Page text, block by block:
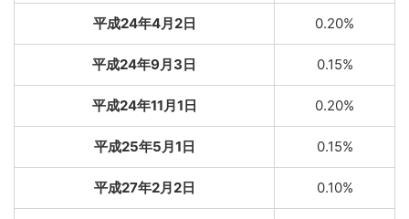
平成24年4月2日 0.20%
平成24年9月3日 0.15%
平成24年11月1日 0.20%
平成25年5月1日 0.15%
平成27年2月2日 0.10%